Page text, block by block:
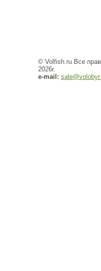
© Volfish.ru Все
2026г.
e-mail: